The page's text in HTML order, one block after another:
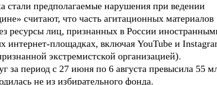
стали предполагаемые нарушения при ведении
считают, что часть агитационных материалов
ресурсы лиц, признанных в России
интернет-площадках, включая YouTube и
экстремистской организацией).
за период с 27 июня по 6 августа превысила 55
не из избирательного фонда.